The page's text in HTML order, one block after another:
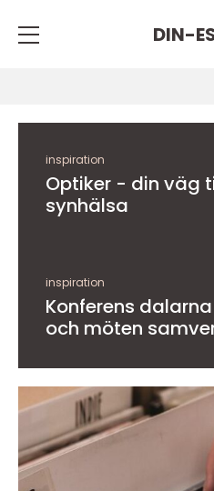
DIN-
inspiration
Optiker - din väg
synhälsa
inspiration
Konferens dalarna när natur, kultur
och möten